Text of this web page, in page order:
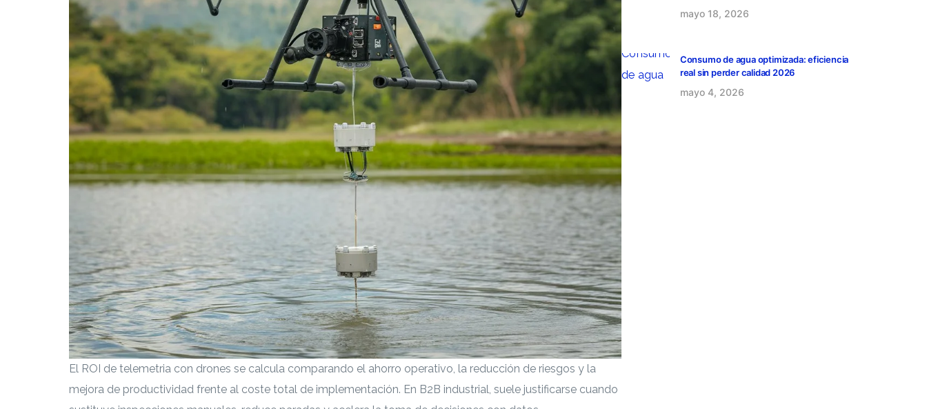
El ROI de telemetria con drones se calcula comparando el ahorro operativo, la reducción de riesgos y la
mejora de productividad frente al coste total de implementación. En B2B industrial, suele justificarse cuando
mayo 18, 2026
Consumo de agua optimizada: eficiencia
real sin perder calidad 2026
mayo 4, 2026